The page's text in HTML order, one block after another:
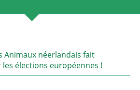
Animaux néerlandais fait
élections européennes !